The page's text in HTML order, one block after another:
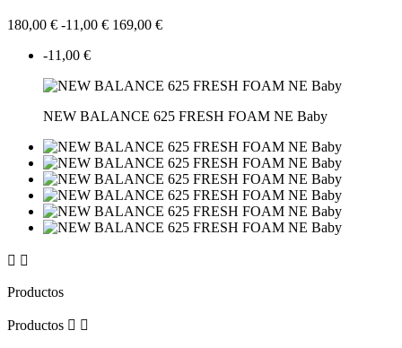
180,00 € -11,00 € 169,00 €
-11,00 €
NEW BALANCE 625 FRESH FOAM NE Baby
 
Productos
Productos  